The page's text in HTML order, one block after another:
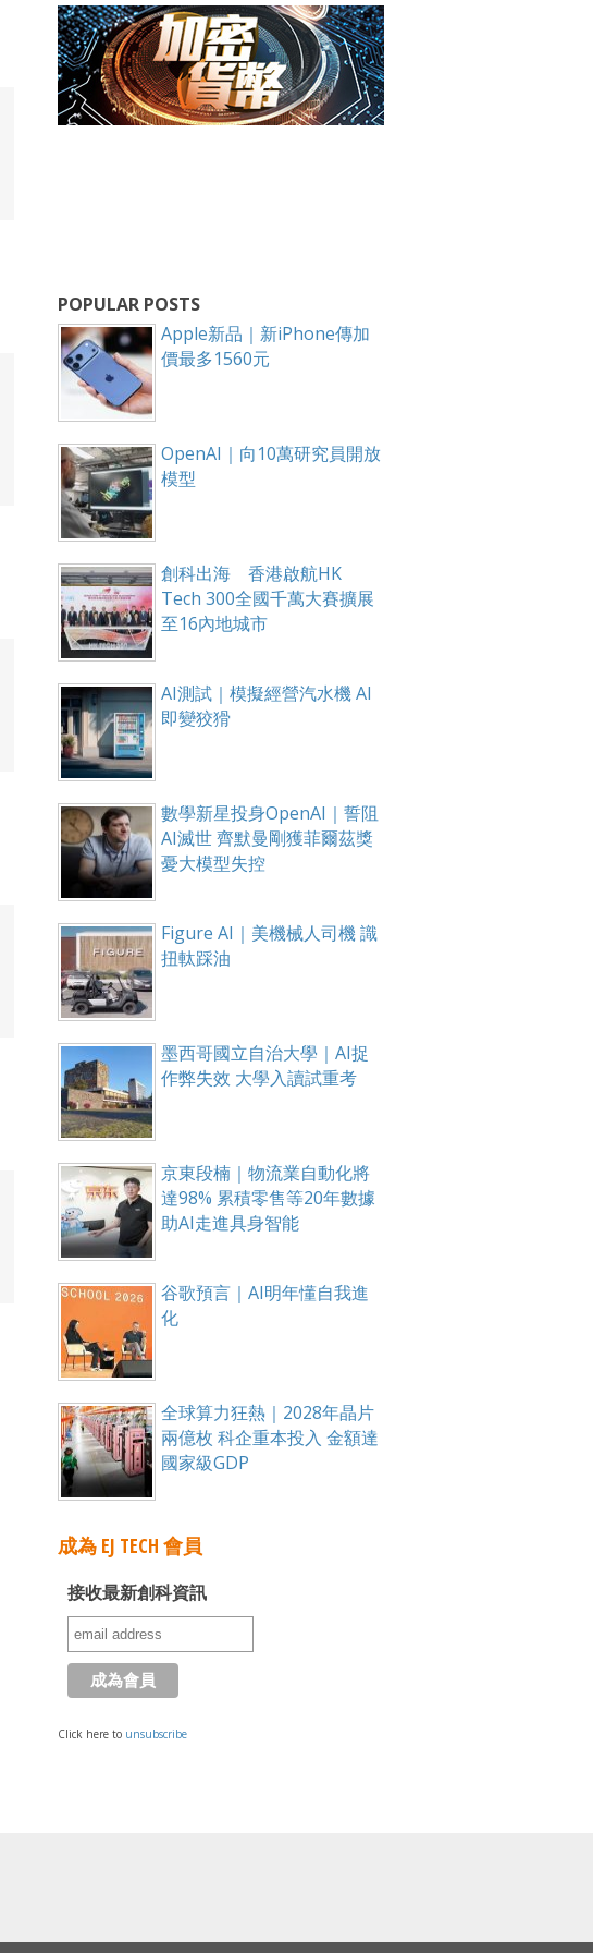
POPULAR POSTS
Apple新品｜新iPhone傳加
價最多1560元
OpenAI｜向10萬研究員開放
模型
創科出海 香港啟航HK
Tech 300全國千萬大賽擴展
至16內地城市
AI測試｜模擬經營汽水機 AI
即變狡猾
數學新星投身OpenAI｜誓阻
AI滅世 齊默曼剛獲菲爾茲獎
憂大模型失控
Figure AI｜美機械人司機 識
扭軚踩油
墨西哥國立自治大學｜AI捉
作弊失效 大學入讀試重考
京東段楠｜物流業自動化將
達98% 累積零售等20年數據
助AI走進具身智能
谷歌預言｜AI明年懂自我進
化
全球算力狂熱｜2028年晶片
兩億枚 科企重本投入 金額達
國家級GDP
成為 EJ TECH 會員
接收最新創科資訊
Click here to unsubscribe